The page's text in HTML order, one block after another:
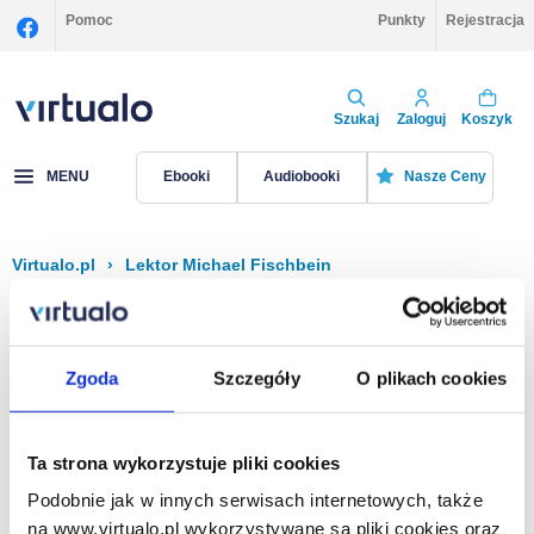
Zgoda Szczegóły O plikach cookies
Ta strona wykorzystuje pliki cookies
Podobnie jak w innych serwisach internetowych, także
na www.virtualo.pl wykorzystywane są pliki cookies oraz
Pomoc Punkty Rejestracja
Szukaj Zaloguj Koszyk
MENU Ebooki Audiobooki Nasze Ceny
Virtualo.pl › Lektor Michael Fischbein
Filtruj Sortuj
Na stronie